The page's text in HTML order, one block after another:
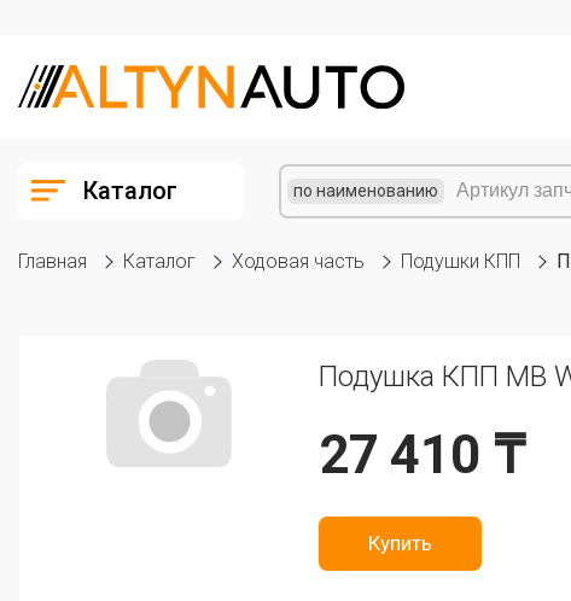
Каталог по наименованию
Главная Каталог Ходовая часть Подушки КПП
Подушка КПП MB
27 410 ₸
Купить